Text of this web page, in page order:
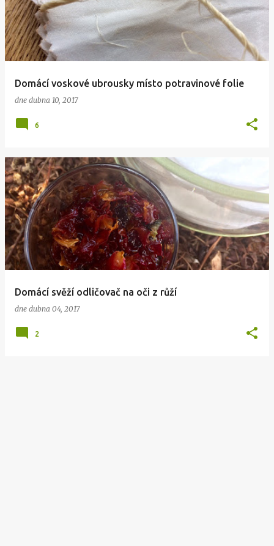
Domácí voskové ubrousky místo potravinové folie
dne dubna 10, 2017
6
Domácí svěží odličovač na oči z růží
dne dubna 04, 2017
2